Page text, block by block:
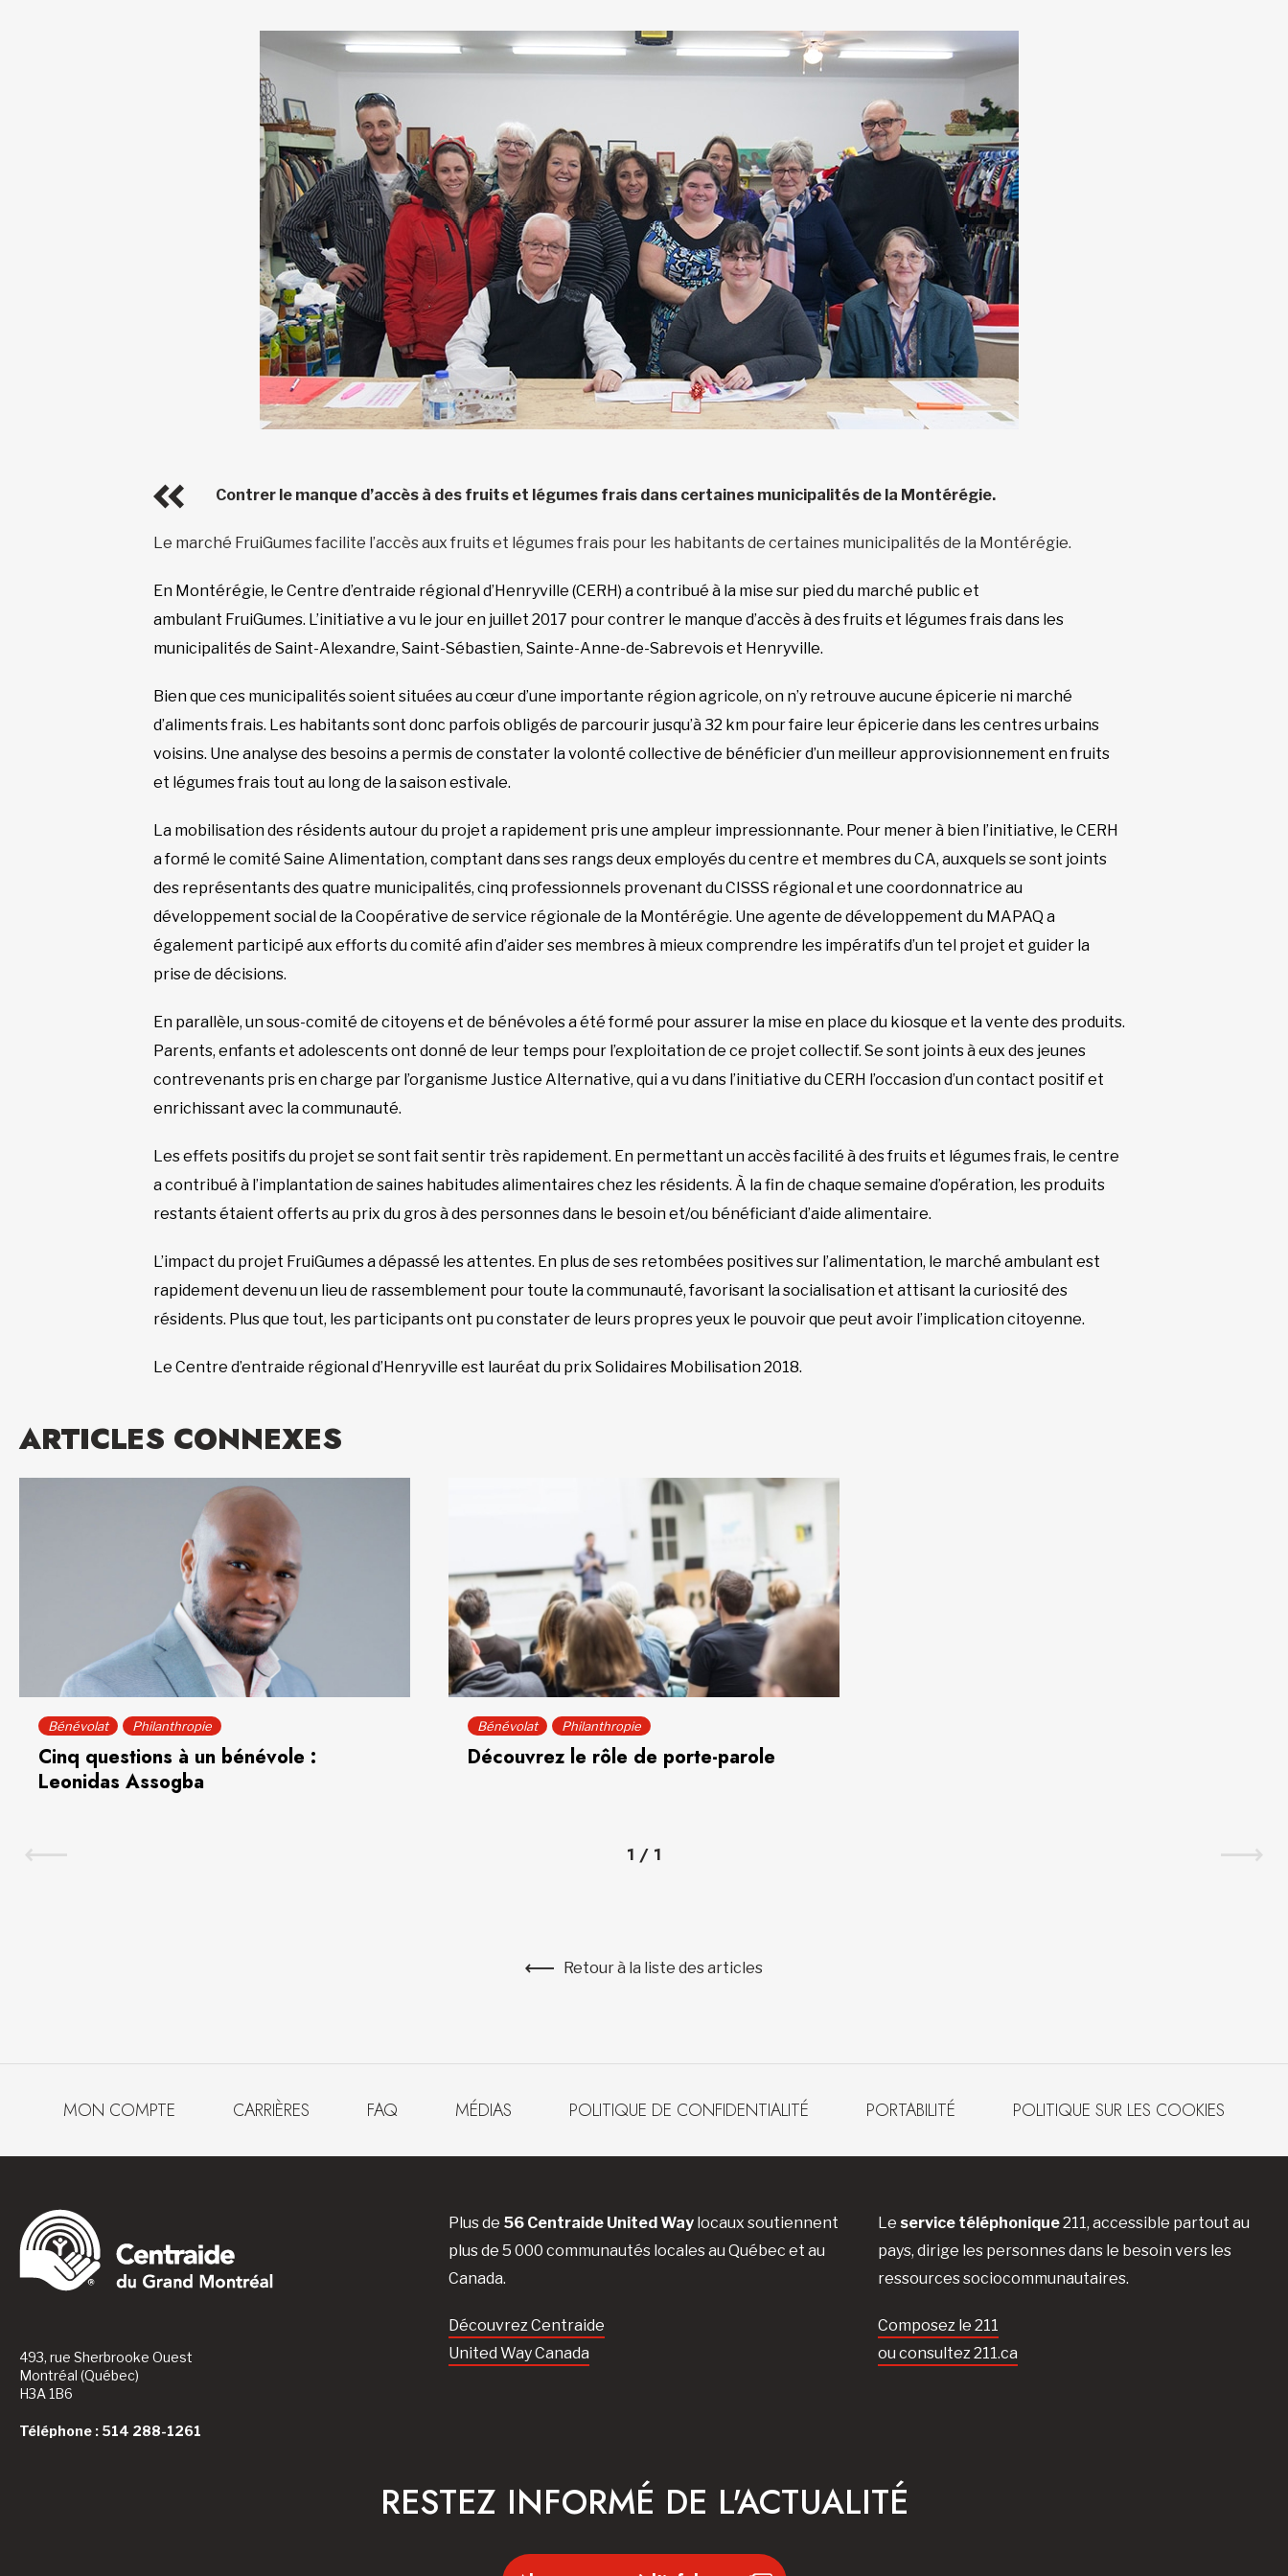
Contrer le manque d’accès à des fruits et légumes frais dans certaines municipalités de la Montérégie.
Le marché FruiGumes facilite l’accès aux fruits et légumes frais pour les habitants de certaines municipalités de la Montérégie.
En Montérégie, le Centre d’entraide régional d’Henryville (CERH) a contribué à la mise sur pied du marché public et
ambulant FruiGumes. L’initiative a vu le jour en juillet 2017 pour contrer le manque d’accès à des fruits et légumes frais dans les
municipalités de Saint-Alexandre, Saint-Sébastien, Sainte-Anne-de-Sabrevois et Henryville.
Bien que ces municipalités soient situées au cœur d’une importante région agricole, on n’y retrouve aucune épicerie ni marché
d’aliments frais. Les habitants sont donc parfois obligés de parcourir jusqu’à 32 km pour faire leur épicerie dans les centres urbains
voisins. Une analyse des besoins a permis de constater la volonté collective de bénéficier d’un meilleur approvisionnement en fruits
et légumes frais tout au long de la saison estivale.
La mobilisation des résidents autour du projet a rapidement pris une ampleur impressionnante. Pour mener à bien l’initiative, le CERH
a formé le comité Saine Alimentation, comptant dans ses rangs deux employés du centre et membres du CA, auxquels se sont joints
des représentants des quatre municipalités, cinq professionnels provenant du CISSS régional et une coordonnatrice au
développement social de la Coopérative de service régionale de la Montérégie. Une agente de développement du MAPAQ a
également participé aux efforts du comité afin d’aider ses membres à mieux comprendre les impératifs d’un tel projet et guider la
prise de décisions.
En parallèle, un sous-comité de citoyens et de bénévoles a été formé pour assurer la mise en place du kiosque et la vente des produits.
Parents, enfants et adolescents ont donné de leur temps pour l’exploitation de ce projet collectif. Se sont joints à eux des jeunes
contrevenants pris en charge par l’organisme Justice Alternative, qui a vu dans l’initiative du CERH l’occasion d’un contact positif et
enrichissant avec la communauté.
Les effets positifs du projet se sont fait sentir très rapidement. En permettant un accès facilité à des fruits et légumes frais, le centre
a contribué à l’implantation de saines habitudes alimentaires chez les résidents. À la fin de chaque semaine d’opération, les produits
restants étaient offerts au prix du gros à des personnes dans le besoin et/ou bénéficiant d’aide alimentaire.
L’impact du projet FruiGumes a dépassé les attentes. En plus de ses retombées positives sur l’alimentation, le marché ambulant est
rapidement devenu un lieu de rassemblement pour toute la communauté, favorisant la socialisation et attisant la curiosité des
résidents. Plus que tout, les participants ont pu constater de leurs propres yeux le pouvoir que peut avoir l’implication citoyenne.
Le Centre d’entraide régional d’Henryville est lauréat du prix Solidaires Mobilisation 2018.
ARTICLES CONNEXES
Bénévolat Philanthropie
Cinq questions à un bénévole :
Leonidas Assogba
Bénévolat Philanthropie
Découvrez le rôle de porte-parole
1 / 1
Retour à la liste des articles
MON COMPTE CARRIÈRES FAQ MÉDIAS POLITIQUE DE CONFIDENTIALITÉ PORTABILITÉ POLITIQUE SUR LES COOKIES
493, rue Sherbrooke Ouest
Montréal (Québec)
H3A 1B6
Téléphone : 514 288-1261
Plus de 56 Centraide United Waylocaux soutiennent
plus de 5 000 communautés locales au Québec et au
Canada.
Découvrez Centraide
United Way Canada
Le service téléphonique211, accessible partout au
pays, dirige les personnes dans le besoin vers les
ressources sociocommunautaires.
Composez le 211
ou consultez 211.ca
RESTEZ INFORMÉ DE L'ACTUALITÉ